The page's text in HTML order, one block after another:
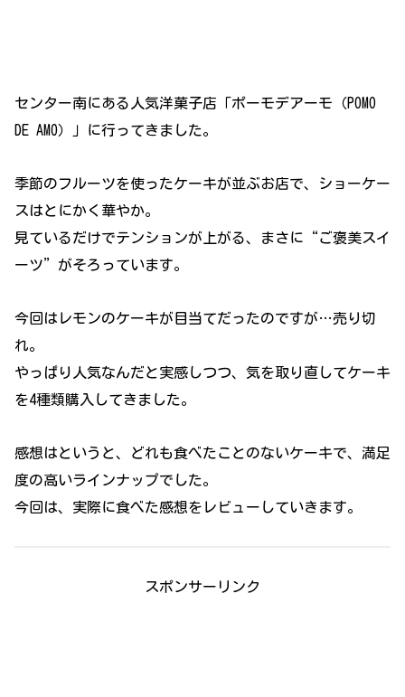
センター南にある人気洋菓子店「ポーモデアーモ（POMO
DE AMO）」に行ってきました。
季節のフルーツを使ったケーキが並ぶお店で、ショーケー
スはとにかく華やか。
見ているだけでテンションが上がる、まさに“ご褒美スイ
ーツ”がそろっています。
今回はレモンのケーキが目当てだったのですが…売り切
れ。
やっぱり人気なんだと実感しつつ、気を取り直してケーキ
を4種類購入してきました。
感想はというと、どれも食べたことのないケーキで、満足
度の高いラインナップでした。
今回は、実際に食べた感想をレビューしていきます。
スポンサーリンク